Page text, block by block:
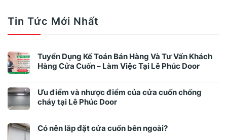
Tin Tức Mới Nhất
Tuyển Dụng Kế Toán Bán Hàng Và Tư Vấn Khách
Hàng Cửa Cuốn – Làm Việc Tại Lê Phúc Door
Ưu điểm và nhược điểm của cửa cuốn chống
cháy tại Lê Phúc Door
Có nên lắp đặt cửa cuốn bên ngoài?